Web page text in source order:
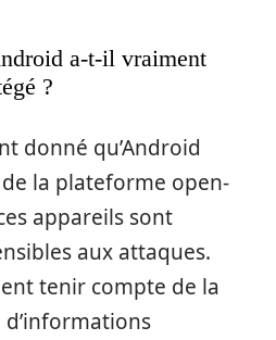
a-t-il vraiment
?
donné qu’Android
la plateforme open-
appareils sont
aux attaques.
tenir compte de la